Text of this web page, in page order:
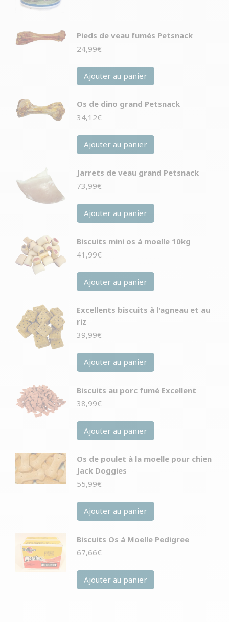
Pieds de veau fumés Petsnack
24,99€
Ajouter au panier
Os de dino grand Petsnack
34,12€
Ajouter au panier
Jarrets de veau grand Petsnack
73,99€
Ajouter au panier
Biscuits mini os à moelle 10kg
41,99€
Ajouter au panier
Excellents biscuits à l'agneau et au
riz
39,99€
Ajouter au panier
Biscuits au porc fumé Excellent
38,99€
Ajouter au panier
Os de poulet à la moelle pour chien
Jack Doggies
55,99€
Ajouter au panier
Biscuits Os à Moelle Pedigree
67,66€
Ajouter au panier